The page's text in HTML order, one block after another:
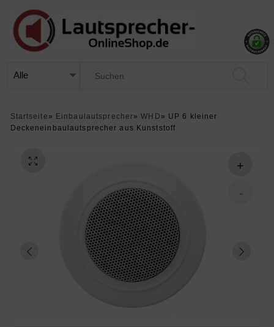
Startseite » Einbaulautsprecher»WHD » UP 6 kleiner
Deckeneinbaulautsprecher aus Kunststoff